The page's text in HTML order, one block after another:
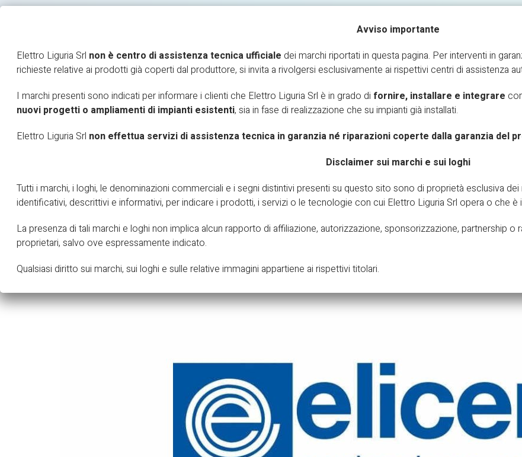
HOME IMPIANTI ELETTRICI BLOG PROMO GALLERY CONTATTACI RICHIESTA
Elicent
HOME MARCHI TRATTATI ELICENT
Avviso importante
Elettro Liguria Srl non è centro di assistenza tecnica ufficiale dei marchi riportati in questa pagina. Per interventi in
richieste relative ai prodotti già coperti dal produttore, si invita a rivolgersi esclusivamente ai rispettivi centri di assistenza
I marchi presenti sono indicati per informare i clienti che Elettro Liguria Srl è in grado di fornire, installare e integrare
nuovi progetti o ampliamenti di impianti esistenti, sia in fase di realizzazione che su impianti già installati.
Elettro Liguria Srl non effettua servizi di assistenza tecnica in garanzia né riparazioni coperte dalla garanzia del
Disclaimer sui marchi e sui loghi
Tutti i marchi, i loghi, le denominazioni commerciali e i segni distintivi presenti su questo sito sono di proprietà esclusiva
identificativi, descrittivi e informativi, per indicare i prodotti, i servizi o le tecnologie con cui Elettro Liguria Srl opera o che è
La presenza di tali marchi e loghi non implica alcun rapporto di affiliazione, autorizzazione, sponsorizzazione, partnership
proprietari, salvo ove espressamente indicato.
Qualsiasi diritto sui marchi, sui loghi e sulle relative immagini appartiene ai rispettivi titolari.